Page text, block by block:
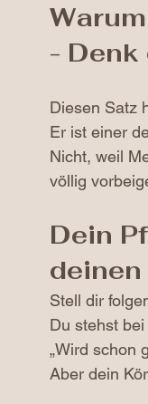
-
Diesen Satz
Er ist einer
Nicht, weil
völlig
Dein
Stell dir
Du stehst
„Wird schon
Aber dein